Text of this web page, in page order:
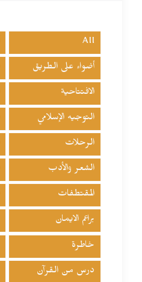
All
أضواء على الطريق
الافتتاحية
التوجيه الإسلامي
الرحلات
الشعر والأدب
المقتطفات
براعم الايمان
خاطرة
درس من القرآن